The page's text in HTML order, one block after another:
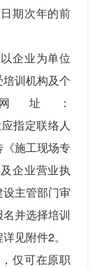
期次年的前
企业为单位
训机构及个
址：
指定联络人
施工现场专
企业营业执
主管部门审
并选择培训
见附件2。
仅可在原职